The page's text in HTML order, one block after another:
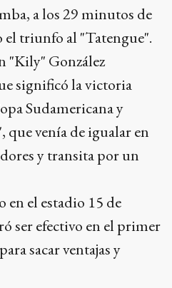
a los 29 minutos de
triunfo al "Tatengue".
"Kily" González
significó la victoria
Sudamericana y
venía de igualar en
y transita por un
en el estadio 15 de
ser efectivo en el primer
sacar ventajas y